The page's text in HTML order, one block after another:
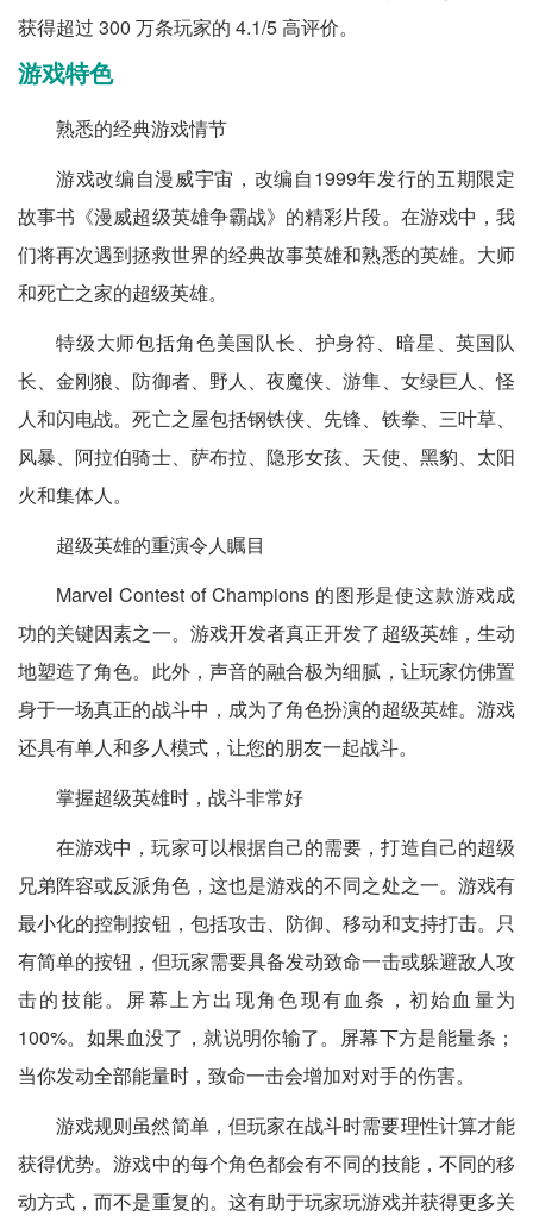
获得超过 300 万条玩家的 4.1/5 高评价。
游戏特色
熟悉的经典游戏情节
游戏改编自漫威宇宙，改编自1999年发行的五期限定
故事书《漫威超级英雄争霸战》的精彩片段。在游戏中，我
们将再次遇到拯救世界的经典故事英雄和熟悉的英雄。大师
和死亡之家的超级英雄。
特级大师包括角色美国队长、护身符、暗星、英国队
长、金刚狼、防御者、野人、夜魔侠、游隼、女绿巨人、怪
人和闪电战。死亡之屋包括钢铁侠、先锋、铁拳、三叶草、
风暴、阿拉伯骑士、萨布拉、隐形女孩、天使、黑豹、太阳
火和集体人。
超级英雄的重演令人瞩目
Marvel Contest of Champions 的图形是使这款游戏成
功的关键因素之一。游戏开发者真正开发了超级英雄，生动
地塑造了角色。此外，声音的融合极为细腻，让玩家仿佛置
身于一场真正的战斗中，成为了角色扮演的超级英雄。游戏
还具有单人和多人模式，让您的朋友一起战斗。
掌握超级英雄时，战斗非常好
在游戏中，玩家可以根据自己的需要，打造自己的超级
兄弟阵容或反派角色，这也是游戏的不同之处之一。游戏有
最小化的控制按钮，包括攻击、防御、移动和支持打击。只
有简单的按钮，但玩家需要具备发动致命一击或躲避敌人攻
击的技能。屏幕上方出现角色现有血条，初始血量为
100%。如果血没了，就说明你输了。屏幕下方是能量条；
当你发动全部能量时，致命一击会增加对对手的伤害。
游戏规则虽然简单，但玩家在战斗时需要理性计算才能
获得优势。游戏中的每个角色都会有不同的技能，不同的移
动方式，而不是重复的。这有助于玩家玩游戏并获得更多关